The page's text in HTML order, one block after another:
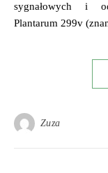
sygnałowych i
Plantarum 299v
Zuza